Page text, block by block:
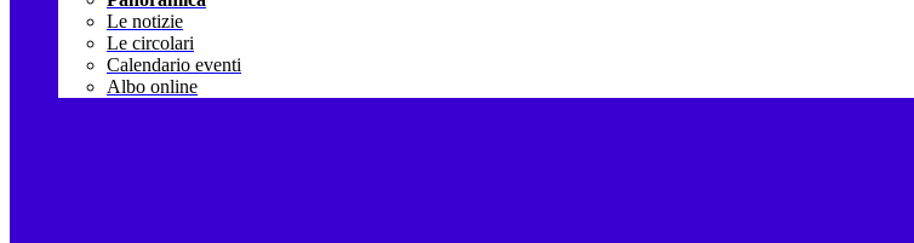
Le notizie
Le circolari
Calendario eventi
Albo online